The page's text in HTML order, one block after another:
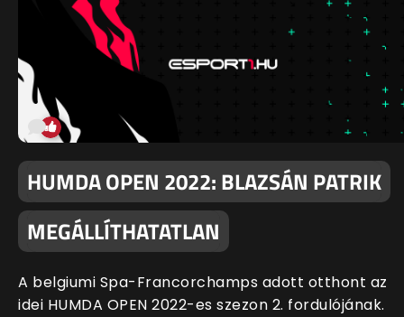
HUMDA OPEN 2022: BLAZSÁN PATRIK
MEGÁLLÍTHATATLAN
A belgiumi Spa-Francorchamps adott otthont az
idei HUMDA OPEN 2022-es szezon 2. fordulójának.